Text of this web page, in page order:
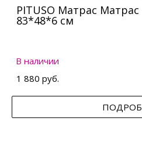
PITUSO Матрас
83*48*6 см
В наличии
1 880 руб.